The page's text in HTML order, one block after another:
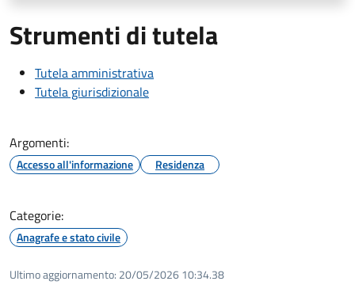
Strumenti di tutela
Tutela amministrativa
Tutela giurisdizionale
Argomenti:
Accesso all'informazione Residenza
Categorie:
Anagrafe e stato civile
Ultimo aggiornamento: 20/05/2026 10:34.38